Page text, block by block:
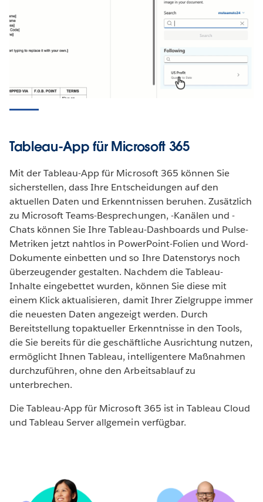
Tableau-App für Microsoft 365
Mit der Tableau-App für Microsoft 365 können Sie
sicherstellen, dass Ihre Entscheidungen auf den
aktuellen Daten und Erkenntnissen beruhen. Zusätzlich
zu Microsoft Teams-Besprechungen, -Kanälen und -
Chats können Sie Ihre Tableau-Dashboards und Pulse-
Metriken jetzt nahtlos in PowerPoint-Folien und Word-
Dokumente einbetten und so Ihre Datenstorys noch
überzeugender gestalten. Nachdem die Tableau-
Inhalte eingebettet wurden, können Sie diese mit
einem Klick aktualisieren, damit Ihrer Zielgruppe immer
die neuesten Daten angezeigt werden. Durch
Bereitstellung topaktueller Erkenntnisse in den Tools,
die Sie bereits für die geschäftliche Ausrichtung nutzen,
ermöglicht Ihnen Tableau, intelligentere Maßnahmen
durchzuführen, ohne den Arbeitsablauf zu
unterbrechen.
Die Tableau-App für Microsoft 365 ist in Tableau Cloud
und Tableau Server allgemein verfügbar.